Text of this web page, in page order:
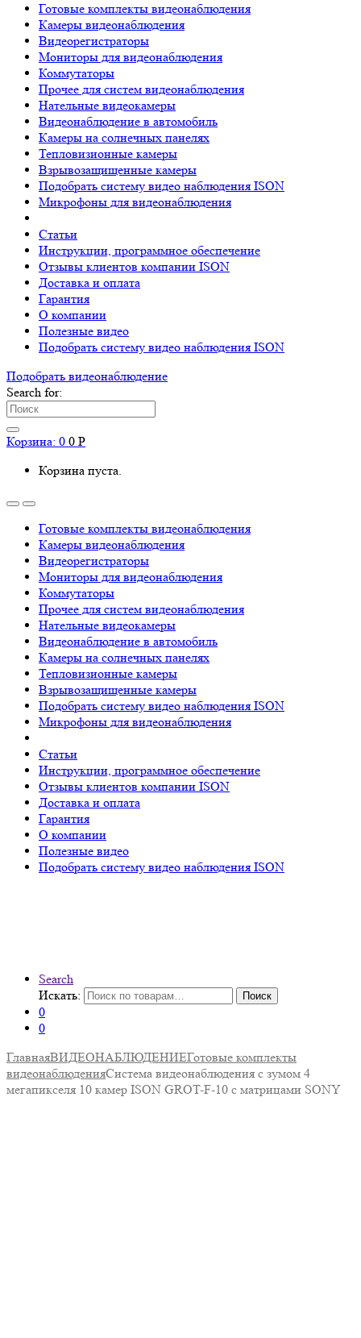
Готовые комплекты видеонаблюдения
Камеры видеонаблюдения
Видеорегистраторы
Мониторы для видеонаблюдения
Коммутаторы
Прочее для систем видеонаблюдения
Нательные видеокамеры
Видеонаблюдение в автомобиль
Камеры на солнечных панелях
Тепловизионные камеры
Взрывозащищенные камеры
Подобрать систему видео наблюдения ISON
Микрофоны для видеонаблюдения
Статьи
Инструкции, программное обеспечение
Отзывы клиентов компании ISON
Доставка и оплата
Гарантия
О компании
Полезные видео
Подобрать систему видео наблюдения ISON
Подобрать видеонаблюдениe
Search for:
Корзина: 0 0 Р
Корзина пуста.
Готовые комплекты видеонаблюдения
Камеры видеонаблюдения
Видеорегистраторы
Мониторы для видеонаблюдения
Коммутаторы
Прочее для систем видеонаблюдения
Нательные видеокамеры
Видеонаблюдение в автомобиль
Камеры на солнечных панелях
Тепловизионные камеры
Взрывозащищенные камеры
Подобрать систему видео наблюдения ISON
Микрофоны для видеонаблюдения
Статьи
Инструкции, программное обеспечение
Отзывы клиентов компании ISON
Доставка и оплата
Гарантия
О компании
Полезные видео
Подобрать систему видео наблюдения ISON
Search
Искать:
Поиск
0
0
ГлавнаяВИДЕОНАБЛЮДЕНИЕГотовые комплекты
видеонаблюденияСистема видеонаблюдения с зумом 4
мегапикселя 10 камер ISON GROT-F-10 с матрицами SONY